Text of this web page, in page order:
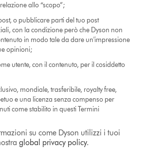
allo “scopo”;
o pubblicare parti del tuo post
con la condizione però che Dyson non
in modo tale da dare un'impressione
opinioni;
utente, con il contenuto, per il cosiddetto
mondiale, trasferibile, royalty free,
e una licenza senza compenso per
come stabilito in questi Termini
su come Dyson utilizzi i tuoi
global privacy policy.